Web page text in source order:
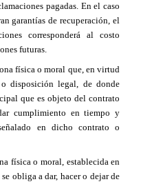
pagadas. En el caso
garantías de recuperación, el
corresponderá al costo
futuras.
física o moral que, en virtud
disposición legal, de donde
que es objeto del contrato
cumplimiento en tiempo y
en dicho contrato o
física o moral, establecida en
obliga a dar, hacer o dejar de